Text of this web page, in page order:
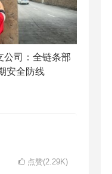
公司：全链条部
安全防线
点赞(2.29K)